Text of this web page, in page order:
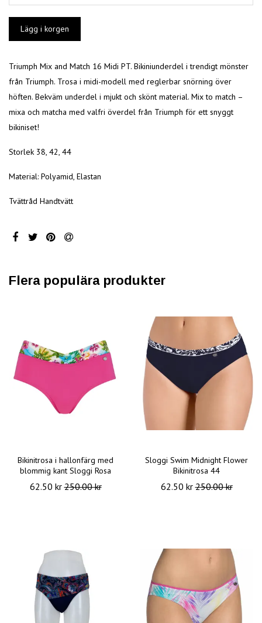
Triumph Mix and Match 16 Midi PT. Bikiniunderdel i trendigt mönster
från Triumph. Trosa i midi-modell med reglerbar snörning över
höften. Bekväm underdel i mjukt och skönt material. Mix to match –
mixa och matcha med valfri överdel från Triumph för ett snyggt
bikiniset!
Storlek 38, 42, 44
Material: Polyamid, Elastan
Tvättråd Handtvätt
Flera populära produkter
Bikinitrosa i hallonfärg med
blommig kant Sloggi Rosa
62.50 kr250.00 kr
Sloggi Swim Midnight Flower
Bikinitrosa 44
62.50 kr250.00 kr